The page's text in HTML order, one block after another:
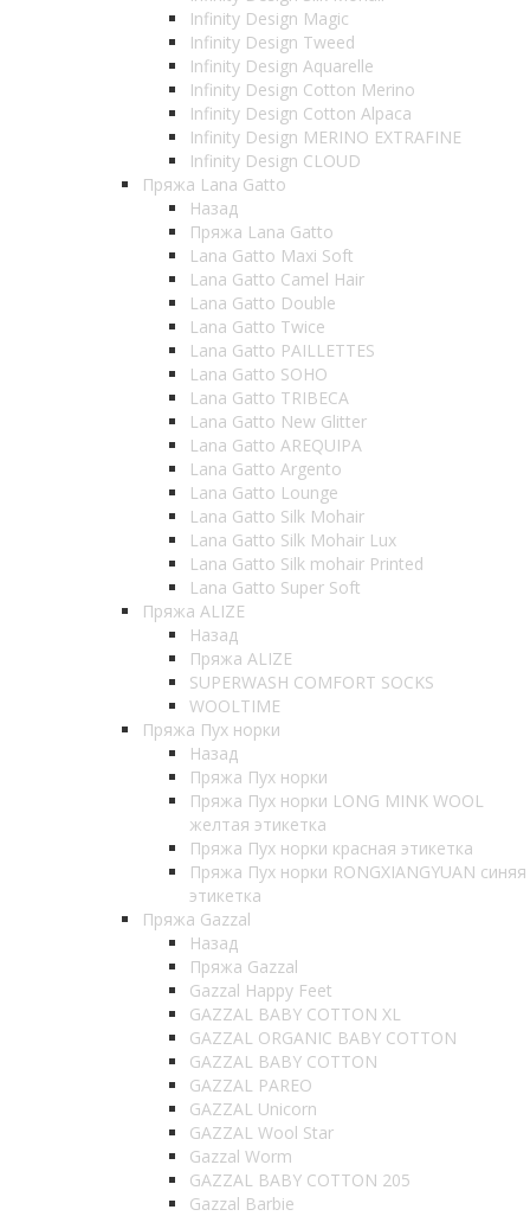
Infinity Design Magic
Infinity Design Tweed
Infinity Design Aquarelle
Infinity Design Cotton Merino
Infinity Design Cotton Alpaca
Infinity Design MERINO EXTRAFINE
Infinity Design CLOUD
Пряжа Lana Gatto
Назад
Пряжа Lana Gatto
Lana Gatto Maxi Soft
Lana Gatto Camel Hair
Lana Gatto Double
Lana Gatto Twice
Lana Gatto PAILLETTES
Lana Gatto SOHO
Lana Gatto TRIBECA
Lana Gatto New Glitter
Lana Gatto AREQUIPA
Lana Gatto Argento
Lana Gatto Lounge
Lana Gatto Silk Mohair
Lana Gatto Silk Mohair Lux
Lana Gatto Silk mohair Printed
Lana Gatto Super Soft
Пряжа ALIZE
Назад
Пряжа ALIZE
SUPERWASH COMFORT SOCKS
WOOLTIME
Пряжа Пух норки
Назад
Пряжа Пух норки
Пряжа Пух норки LONG MINK WOOL
желтая этикетка
Пряжа Пух норки красная этикетка
Пряжа Пух норки RONGXIANGYUAN синяя
этикетка
Пряжа Gazzal
Назад
Пряжа Gazzal
Gazzal Happy Feet
GAZZAL BABY COTTON XL
GAZZAL ORGANIC BABY COTTON
GAZZAL BABY COTTON
GAZZAL PAREO
GAZZAL Unicorn
GAZZAL Wool Star
Gazzal Worm
GAZZAL BABY COTTON 205
Gazzal Barbie